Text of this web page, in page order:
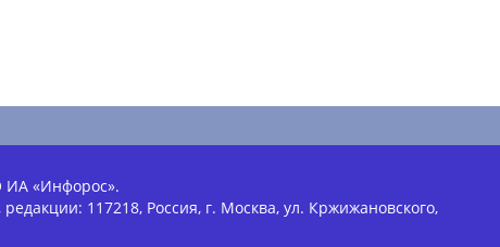
ИА «Инфорос».
117218, Россия, г. Москва, ул. Кржижановского,